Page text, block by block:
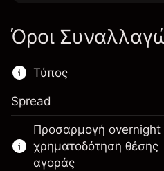
Όροι
Τύπος
Αυτή η
διαθέσιμη για
Μάθετε περισσότερα
Spread
Προσαρμογή overnight
χρηματοδότηση θέσης
αγοράς